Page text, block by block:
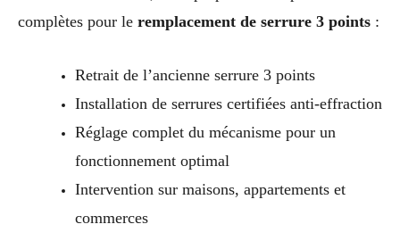
complètes pour le remplacement de serrure 3 points :
Retrait de l’ancienne serrure 3 points
Installation de serrures certifiées anti-effraction
Réglage complet du mécanisme pour un
fonctionnement optimal
Intervention sur maisons, appartements et
commerces